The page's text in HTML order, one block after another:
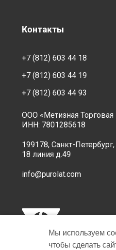
Контакты
+7 (812) 603 44 18
+7 (812) 603 44 19
+7 (812) 603 44 93
ООО «Метизная
ИНН: 7801285618
199178, Санкт-Петербург,
18 линия д.49
info@purolat.com
Мы используем
чтобы сделать